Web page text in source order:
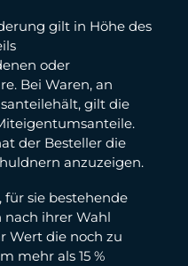
gilt in Höhe des
oder
Bei Waren, an
gilt die
der Besteller die
anzuzeigen.
für sie bestehende
nach ihrer Wahl
Wert die noch zu
mehr als 15 %